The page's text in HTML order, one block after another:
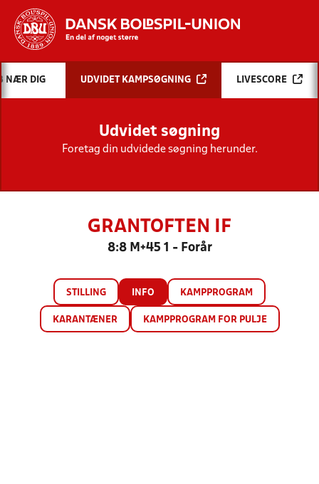
Hvad vil du søge efter?
INDHOLD OG NYHEDER
STILLINGER, RESULTATER, KLUBBER OG
HOLD
NÆR DIG UDVIDET KAMPSØGNING LIVESCORE
Udvidet søgning
Foretag din udvidede søgning herunder.
GRANTOFTEN IF
8:8 M+45 1 - Forår
STILLING INFO KAMPPROGRAM
KARANTÆNER KAMPPROGRAM FOR PULJE